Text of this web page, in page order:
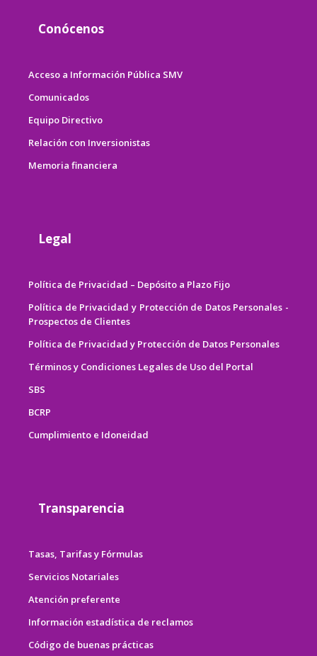
Conócenos
Acceso a Información Pública SMV
Comunicados
Equipo Directivo
Relación con Inversionistas
Memoria financiera
Legal
Política de Privacidad – Depósito a Plazo Fijo
Política de Privacidad y Protección de Datos Personales -
Prospectos de Clientes
Política de Privacidad y Protección de Datos Personales
Términos y Condiciones Legales de Uso del Portal
SBS
BCRP
Cumplimiento e Idoneidad
Transparencia
Tasas, Tarifas y Fórmulas
Servicios Notariales
Atención preferente
Información estadística de reclamos
Código de buenas prácticas